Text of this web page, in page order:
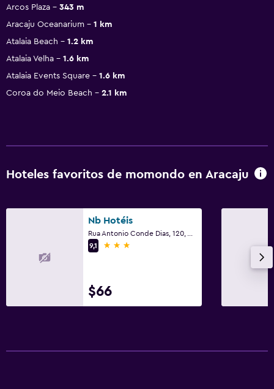
Arcos Plaza
343 m
Aracaju Oceanarium
1 km
Atalaia Beach
1.2 km
Atalaia Velha
1.6 km
Atalaia Events Square
1.6 km
Coroa do Meio Beach
2.1 km
Hoteles favoritos de momondo en Aracaju
Nb Hotéis
9,1
3 estrellas
$66